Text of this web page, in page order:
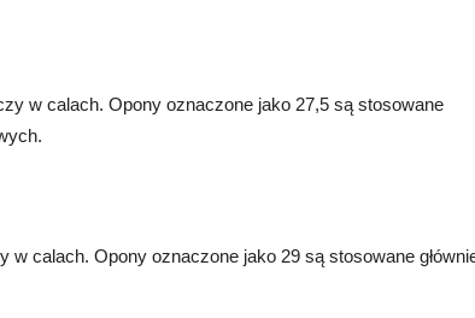
w calach. Opony oznaczone jako 27,5 są stosowane
calach. Opony oznaczone jako 29 są stosowane